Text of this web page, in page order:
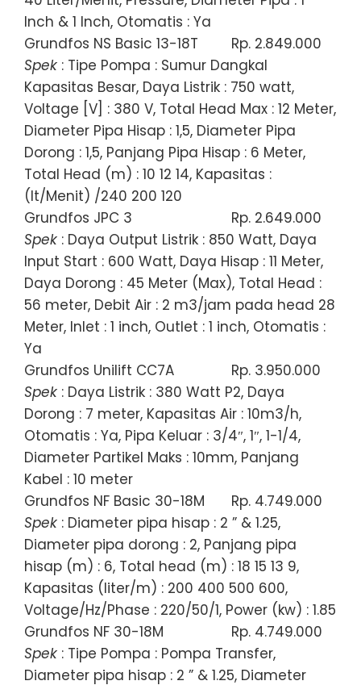
Inch & 1 Inch, Otomatis : Ya
Grundfos NS Basic 13-18T
Rp. 2.849.000
Spek : Tipe Pompa : Sumur Dangkal
Kapasitas Besar, Daya Listrik : 750 watt,
Voltage [V] : 380 V, Total Head Max : 12 Meter,
Diameter Pipa Hisap : 1,5, Diameter Pipa
Dorong : 1,5, Panjang Pipa Hisap : 6 Meter,
Total Head (m) : 10 12 14, Kapasitas :
(lt/Menit) /240 200 120
Grundfos JPC 3
Rp. 2.649.000
Spek : Daya Output Listrik : 850 Watt, Daya
Input Start : 600 Watt, Daya Hisap : 11 Meter,
Daya Dorong : 45 Meter (Max), Total Head :
56 meter, Debit Air : 2 m3/jam pada head 28
Meter, Inlet : 1 inch, Outlet : 1 inch, Otomatis :
Ya
Grundfos Unilift CC7A
Rp. 3.950.000
Spek : Daya Listrik : 380 Watt P2, Daya
Dorong : 7 meter, Kapasitas Air : 10m3/h,
Otomatis : Ya, Pipa Keluar : 3/4″, 1″, 1-1/4,
Diameter Partikel Maks : 10mm, Panjang
Kabel : 10 meter
Grundfos NF Basic 30-18M
Rp. 4.749.000
Spek : Diameter pipa hisap : 2 ” & 1.25,
Diameter pipa dorong : 2, Panjang pipa
hisap (m) : 6, Total head (m) : 18 15 13 9,
Kapasitas (liter/m) : 200 400 500 600,
Voltage/Hz/Phase : 220/50/1, Power (kw) : 1.85
Grundfos NF 30-18M
Rp. 4.749.000
Spek : Tipe Pompa : Pompa Transfer,
Diameter pipa hisap : 2 ” & 1.25, Diameter